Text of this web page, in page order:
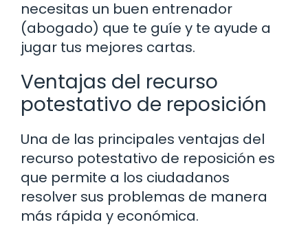
necesitas un buen entrenador
(abogado) que te guíe y te ayude a
jugar tus mejores cartas.
Ventajas del recurso
potestativo de reposición
Una de las principales ventajas del
recurso potestativo de reposición es
que permite a los ciudadanos
resolver sus problemas de manera
más rápida y económica.